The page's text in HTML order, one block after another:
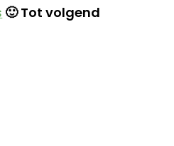
🙂 Tot volgend